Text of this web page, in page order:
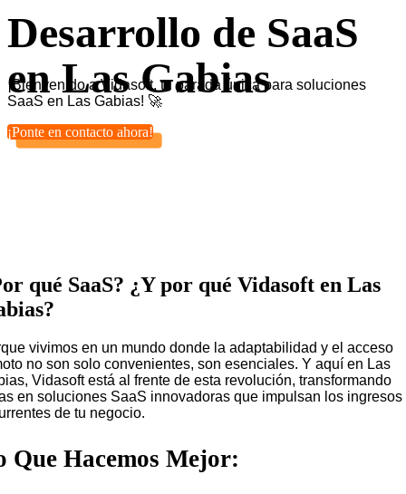
Desarrollo de SaaS
en Las Gabias
¡Bienvenido a Vidasoft, tu parada única para soluciones
SaaS en Las Gabias! 🚀
¡Ponte en contacto ahora!
qué SaaS? ¿Y por qué Vidasoft en Las
vivimos en un mundo donde la adaptabilidad y el acceso
no son solo convenientes, son esenciales. Y aquí en Las
Vidasoft está al frente de esta revolución, transformando
en soluciones SaaS innovadoras que impulsan los ingresos
de tu negocio.
Que Hacemos Mejor: